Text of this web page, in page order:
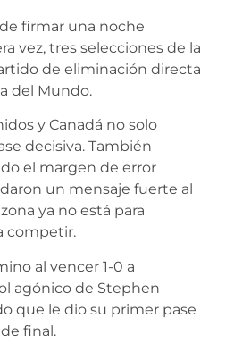
firmar una noche
vez, tres selecciones de la
de eliminación directa
del Mundo.
y Canadá no solo
decisiva. También
el margen de error
un mensaje fuerte al
ya no está para
competir.
al vencer 1-0 a
agónico de Stephen
que le dio su primer pase
final.